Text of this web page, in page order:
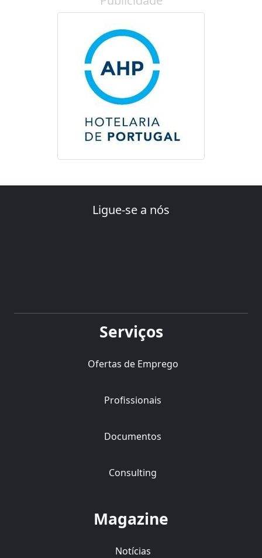
Ligue-se a nós
Serviços
Ofertas de Emprego
Profissionais
Documentos
Consulting
Magazine
Notícias